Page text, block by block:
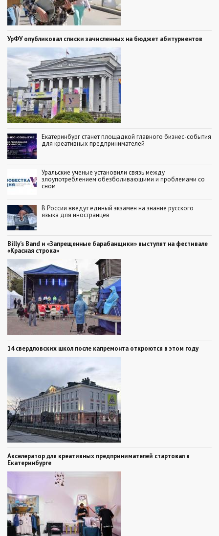
УрФУ опубликовал списки зачисленных на бюджет абитуриентов
Екатеринбург станет площадкой главного бизнес-события
для креативных предпринимателей
Уральские ученые установили связь между
злоупотреблением обезболивающими и проблемами со
сном
В России введут единый экзамен на знание русского
языка для иностранцев
Billy’s Band и «Запрещенные барабанщики» выступят на фестивале
«Красная строка»
14 свердловских школ после капремонта откроются в этом году
Акселератор для креативных предпринимателей стартовал в
Екатеринбурге